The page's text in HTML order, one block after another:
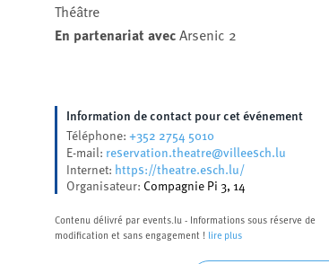
Théâtre
En partenariat avecArsenic 2
Information de contact pour cet événement
Téléphone: +352 2754 5010
E-mail: reservation.theatre@villeesch.lu
Internet: https://theatre.esch.lu/
Organisateur: Compagnie Pi 3, 14
Contenu délivré par events.lu - Informations sous réserve de
modification et sans engagement ! lire plus